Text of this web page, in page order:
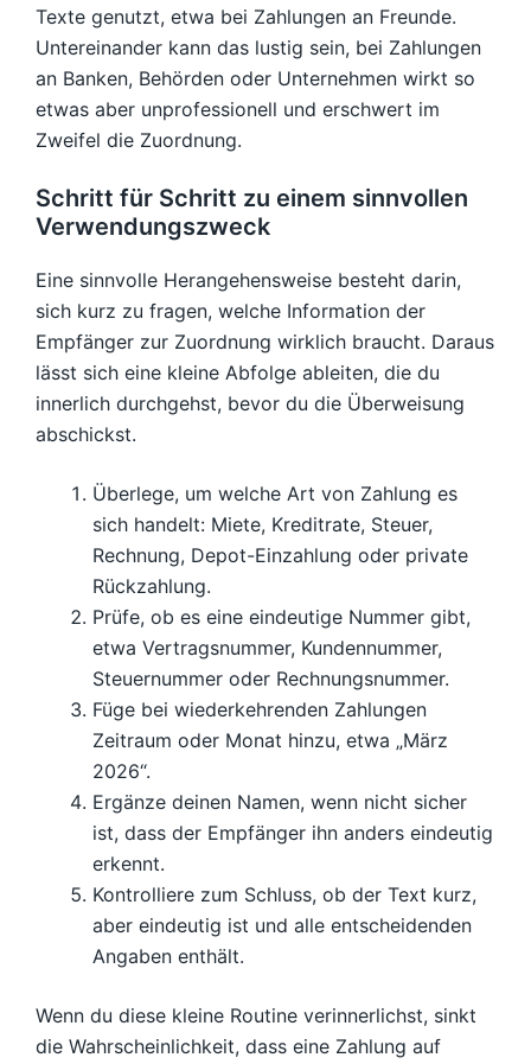
Texte genutzt, etwa bei Zahlungen an Freunde.
Untereinander kann das lustig sein, bei Zahlungen
an Banken, Behörden oder Unternehmen wirkt so
etwas aber unprofessionell und erschwert im
Zweifel die Zuordnung.
Schritt für Schritt zu einem sinnvollen
Verwendungszweck
Eine sinnvolle Herangehensweise besteht darin,
sich kurz zu fragen, welche Information der
Empfänger zur Zuordnung wirklich braucht. Daraus
lässt sich eine kleine Abfolge ableiten, die du
innerlich durchgehst, bevor du die Überweisung
abschickst.
Überlege, um welche Art von Zahlung es
sich handelt: Miete, Kreditrate, Steuer,
Rechnung, Depot-Einzahlung oder private
Rückzahlung.
Prüfe, ob es eine eindeutige Nummer gibt,
etwa Vertragsnummer, Kundennummer,
Steuernummer oder Rechnungsnummer.
Füge bei wiederkehrenden Zahlungen
Zeitraum oder Monat hinzu, etwa „März
2026“.
Ergänze deinen Namen, wenn nicht sicher
ist, dass der Empfänger ihn anders eindeutig
erkennt.
Kontrolliere zum Schluss, ob der Text kurz,
aber eindeutig ist und alle entscheidenden
Angaben enthält.
Wenn du diese kleine Routine verinnerlichst, sinkt
die Wahrscheinlichkeit, dass eine Zahlung auf